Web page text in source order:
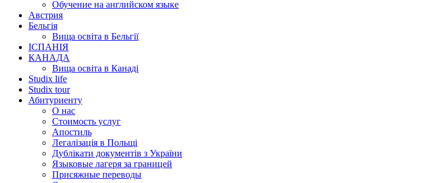
Обучение на английском языке
Австрия
Бельгія
Вища освіта в Бельгії
ІСПАНІЯ
КАНАДА
Вища освіта в Канаді
Studix life
Studix tour
Абитуриенту
О нас
Стоимость услуг
Апостиль
Легалізація в Польщі
Дублікати документів з України
Языковые лагеря за границей
Присяжные переводы